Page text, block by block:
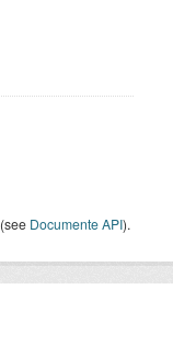
(see Documente API).